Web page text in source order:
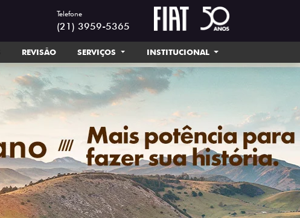
Telefone
(21) 3959-5365
REVISÃO SERVIÇOS INSTITUCIONAL